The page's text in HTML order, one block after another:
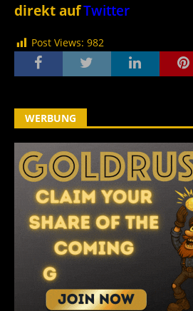
direkt aufTwitter
Post Views: 982
WERBUNG